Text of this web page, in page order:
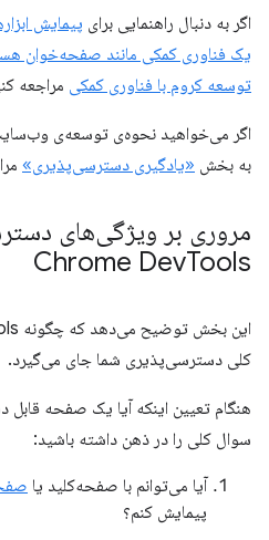
اگر به دنبال راهنمایی برای پیمایش
یک فناوری کمکی مانند صفحه‌خوان
توسعه کروم با فناوری کمکی مراجعه
اگر می‌خواهید نحوه‌ی توسعه‌ی
به بخش «یادگیری دسترسی‌پذیری»
مروری بر ویژگی‌های
Chrome DevTools
کلی دسترسی‌پذیری شما جای می‌گیرد.
سوال کلی را در ذهن داشته باشید:
آیا می‌توانم با صفحه‌کلید یا
پیمایش کنم؟